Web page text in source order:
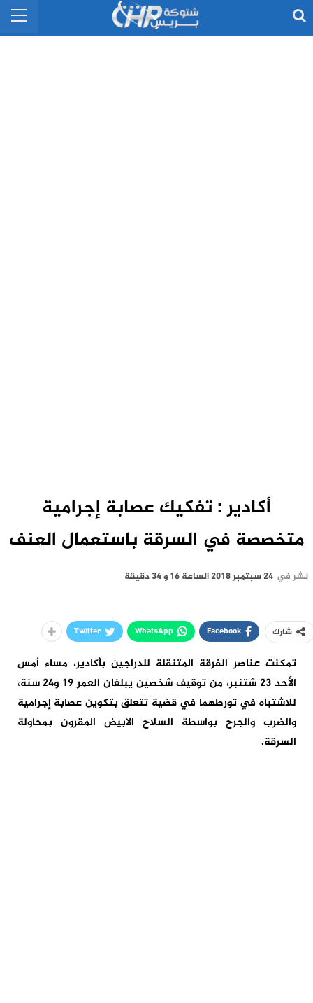
أكادير : تفكيك عصابة إجرامية
متخصصة في السرقة باستعمال العنف
نشر في 24 سبتمبر 2018 الساعة 16 و 34 دقيقة
شارك Facebook
WhatsApp
Twitter
تمكنت عناصر الفرقة المتنقلة للدراجين بأكادير، مساء أمس
الأحد 23 شتنبر، من توقيف شخصين يبلغان العمر 19 و24 سنة،
للاشتباه في تورطهما في قضية تتعلق بتكوين عصابة إجرامية
والضرب والجرح بواسطة السلاح الابيض المقرون بمحاولة
السرقة.